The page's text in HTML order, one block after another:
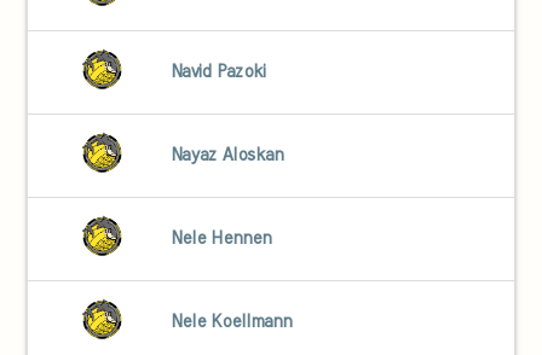
Navid Pazoki
Nayaz Aloskan
Nele Hennen
Nele Koellmann